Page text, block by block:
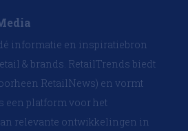
informatie en inspiratiebron
& brands. RetailTrends biedt
RetailNews) en vormt
een platform voor het
relevante ontwikkelingen in